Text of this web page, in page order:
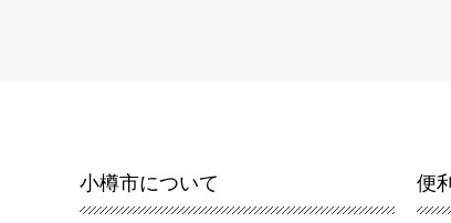
小樽市について 便